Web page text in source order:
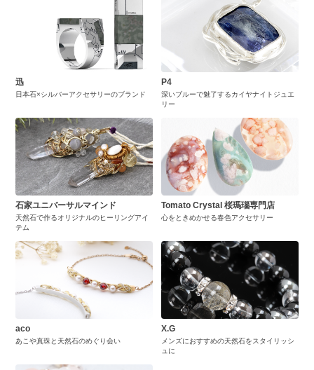
迅
日本石×シルバーアクセサリーのブランド
P4
深いブルーで魅了するカイヤナイトジュエ
リー
石家ユニバーサルマインド
天然石で作るオリジナルのヒーリングアイ
テム
Tomato Crystal 桜瑪瑙専門店
心をときめかせる春色アクセサリー
aco
あこや真珠と天然石のめぐり会い
X.G
メンズにおすすめの天然石をスタイリッシ
ュに